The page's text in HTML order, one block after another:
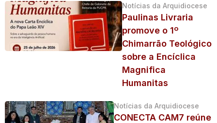
Notícias da Arquidiocese
Paulinas Livraria
promove o 1º
Chimarrão Teológico
sobre a Encíclica
Magnifica
Humanitas
Notícias da Arquidiocese
CONECTA CAM7 reúne